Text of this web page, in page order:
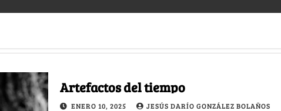
Artefactos del tiempo
ENERO 10, 2025 JESÚS DARÍO GONZÁLEZ BOLAÑOS